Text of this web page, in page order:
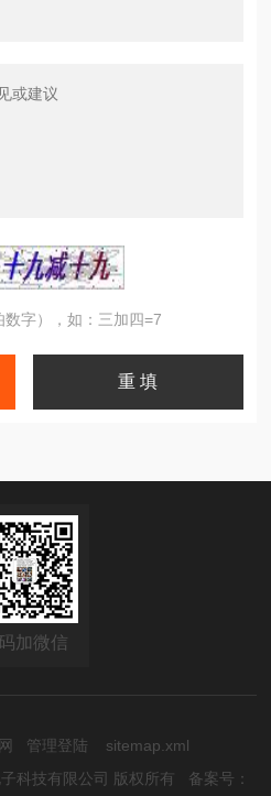
字），如：三加四=7
加微信
管理登陆
sitemap.xml
科技有限公司 版权所有 备案号：